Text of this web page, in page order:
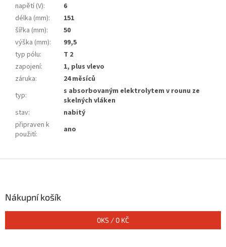
napětí (V):
6
délka (mm):
151
šířka (mm):
50
výška (mm):
99,5
typ pólu:
T 2
zapojení:
1, plus vlevo
záruka:
24 měsíců
typ:
s absorbovaným elektrolytem v rounu ze
skelných vláken
stav:
nabitý
připraven k
použití: ano
Nákupní košík
0KS / 0 KČ